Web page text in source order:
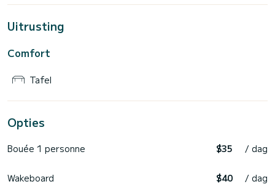
Uitrusting
Comfort
Tafel
Opties
Bouée 1 personne $35 / dag
Wakeboard $40 / dag